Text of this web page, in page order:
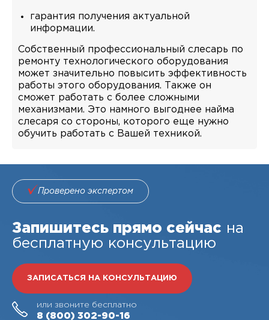
гарантия получения актуальной
информации.
Собственный профессиональный слесарь по
ремонту технологического оборудования
может значительно повысить эффективность
работы этого оборудования. Также он
сможет работать с более сложными
механизмами. Это намного выгоднее найма
слесаря со стороны, которого еще нужно
обучить работать с Вашей техникой.
Проверено экспертом
Запишитесь прямо сейчас на
бесплатную консультацию
ЗАПИСАТЬСЯ НА КОНСУЛЬТАЦИЮ
или звоните бесплатно
8 (800) 302-90-16